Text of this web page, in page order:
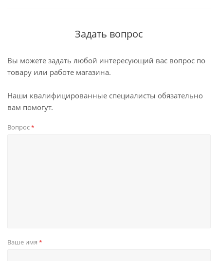
Задать вопрос
Вы можете задать любой интересующий вас вопрос по
товару или работе магазина.
Наши квалифицированные специалисты обязательно
вам помогут.
Вопрос*
Ваше имя *